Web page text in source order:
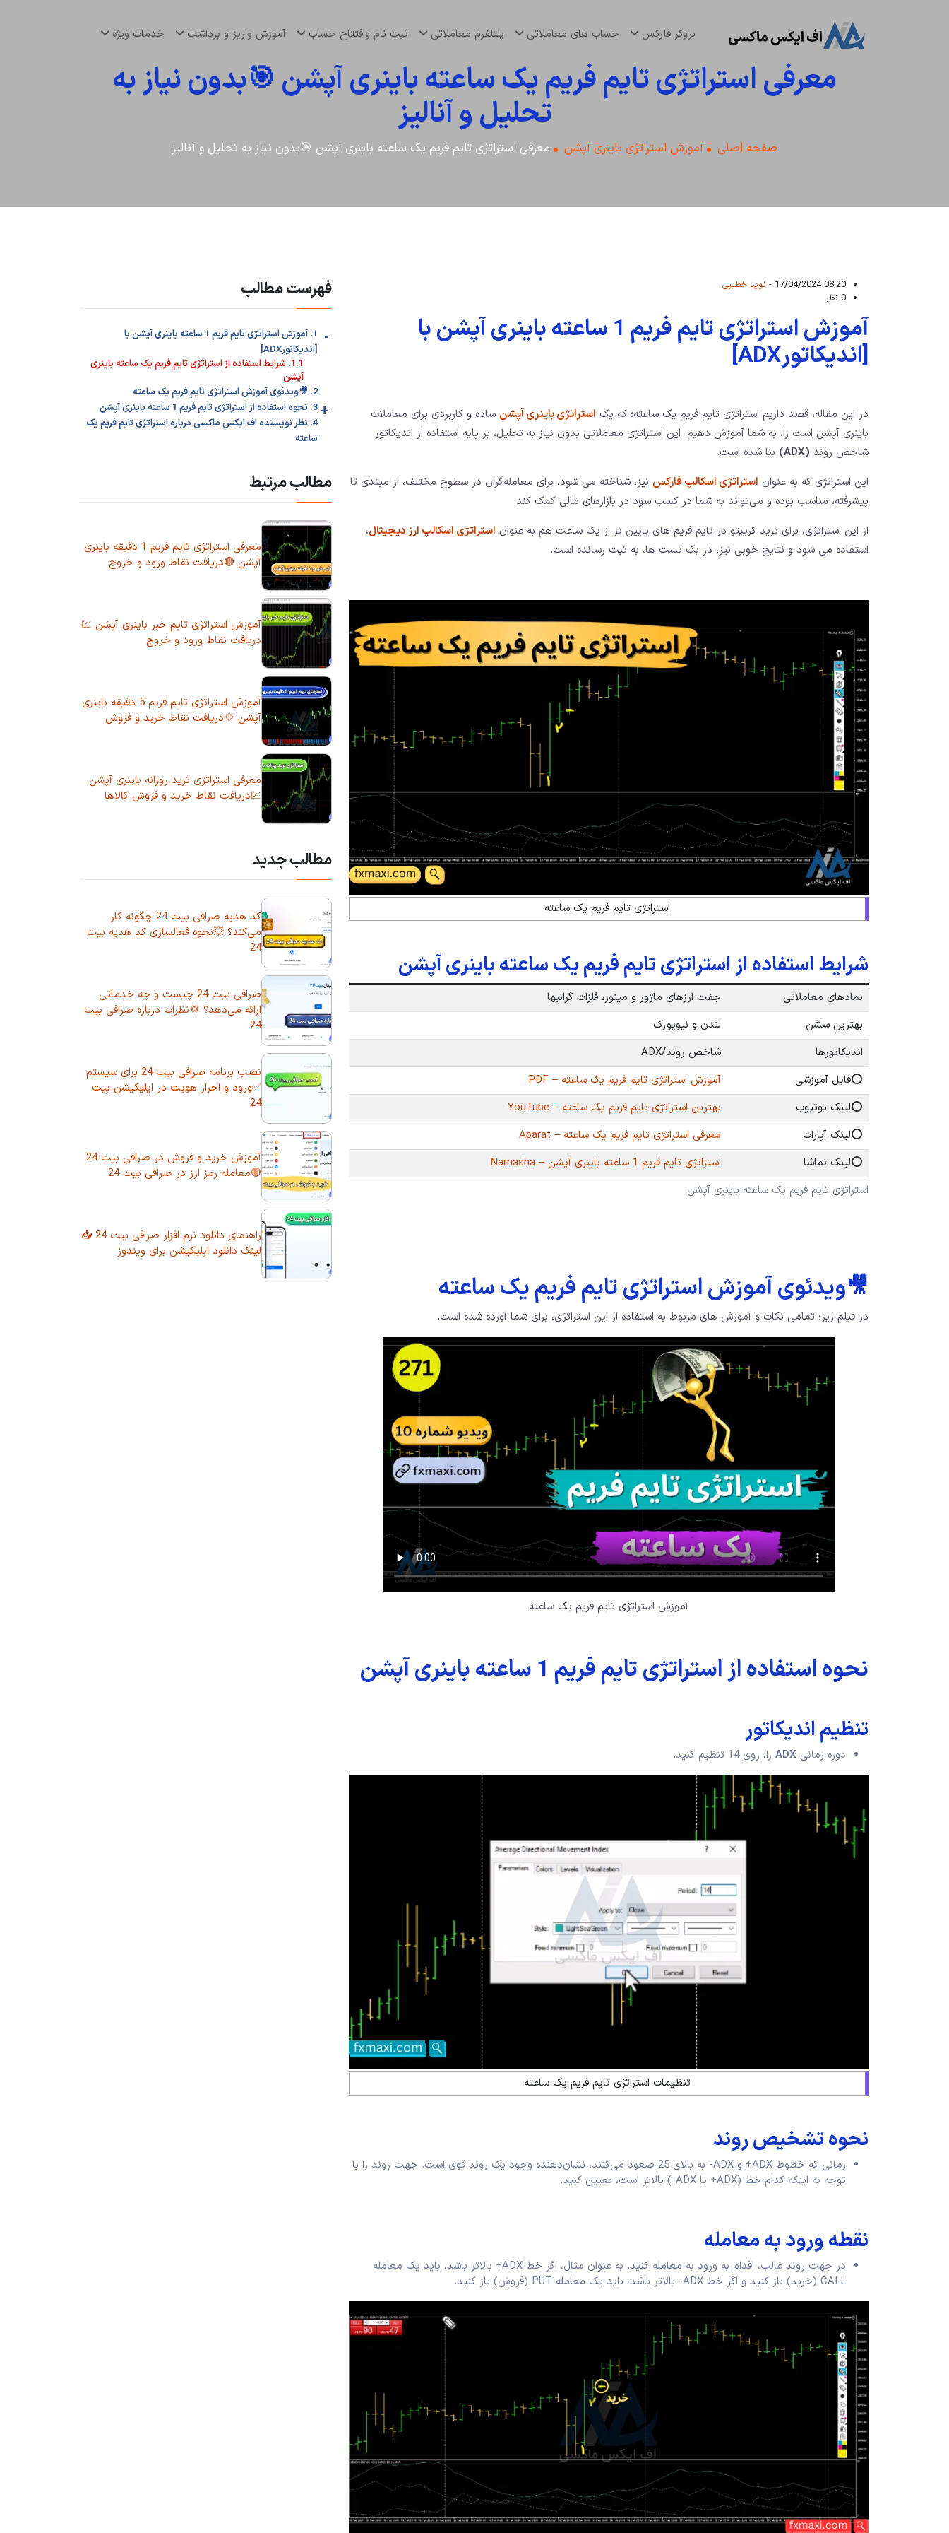
بروکر فارکس حساب های معاملاتی پلتلفرم معاملاتی ثبت نام وافتتاح حساب آموزش واریز و برداشت خدمات ویژه
معرفی استراتژی تایم فریم یک ساعته باینری آپشن 🎯بدون نیاز به
تحلیل و آنالیز
صفحه اصلی آموزش استراتژی باینری آپشن معرفی استراتژی تایم فریم یک ساعته باینری آپشن 🎯بدون نیاز به تحلیل و آنالیز
08:20 17/04/2024 -
نوید خطیبی
0 نظر
آموزش استراتژی تایم فریم 1 ساعته باینری آپشن با
[اندیکاتورADX]
در این مقاله، قصد داریم استراتژی تایم فریم یک ساعته؛ که یک استراتژی باینری آپشن ساده و کاربردی برای معاملات
باینری آپشن است را، به شما آموزش دهیم. این استراتژی معاملاتی بدون نیاز به تحلیل، بر پایه استفاده از اندیکاتور
شاخص روند (ADX)
بنا شده است.
این استراتژی که به عنوان استراتژی اسکالپ فارکس نیز، شناخته می شود، برای معامله‌گران در سطوح مختلف، از مبتدی تا
پیشرفته، مناسب بوده و می‌تواند به شما در کسب سود در بازارهای مالی کمک کند.
از این استراتژی، برای ترید کریپتو در تایم فریم های پایین تر از یک ساعت هم به عنوان استراتژی اسکالپ ارز دیجیتال،
استفاده می شود و نتایج خوبی نیز، در بک تست ها، به ثبت رسانده است.
استراتژی تایم فریم یک ساعته
شرایط استفاده از استراتژی تایم فریم یک ساعته باینری آپشن
استراتژی تایم فریم یک ساعته باینری آپشن
نمادهای معاملاتی
جفت ارزهای ماژور و مینور، فلزات گرانبها
بهترین سشن
لندن و نیویورک
اندیکاتورها
شاخص روند/ADX
⭕️فایل آموزشی
آموزش استراتژی تایم فریم یک ساعته – PDF
⭕️لینک یوتیوب
بهترین استراتژی تایم فریم یک ساعته – YouTube
⭕️لینک آپارات
معرفی استراتژی تایم فریم یک ساعته – Aparat
⭕️لینک نماشا
استراتژی تایم فریم 1 ساعته باینری آپشن – Namasha
🎥ویدئوی آموزش استراتژی تایم فریم یک ساعته
در فیلم زیر؛ تمامی نکات و آموزش های مربوط به استفاده از این استراتژی، برای شما آورده شده است.
آموزش استراتژی تایم فریم یک ساعته
نحوه استفاده از استراتژی تایم فریم 1 ساعته باینری آپشن
تنظیم اندیکاتور
دوره زمانی ADX را، روی 14 تنظیم کنید.
تنظیمات استراتژی تایم فریم یک ساعته
نحوه تشخیص روند
زمانی که خطوط ADX+ و ADX- به بالای 25 صعود می‌کنند، نشان‌دهنده وجود یک روند قوی است. جهت روند را با
توجه به اینکه کدام خط (ADX+ یا ADX-) بالاتر است، تعیین کنید.
نقطه ورود به معامله
در جهت روند غالب، اقدام به ورود به معامله کنید. به عنوان مثال، اگر خط ADX+ بالاتر باشد، باید یک معامله
CALL (خرید) باز کنید و اگر خط ADX- بالاتر باشد، باید یک معامله PUT (فروش) باز کنید.
فهرست مطالب
1. آموزش استراتژی تایم فریم 1 ساعته باینری آپشن با
[اندیکاتورADX]
-
1.1. شرایط استفاده از استراتژی تایم فریم یک ساعته باینری
آپشن
2. 🎥ویدئوی آموزش استراتژی تایم فریم یک ساعته
3. نحوه استفاده از استراتژی تایم فریم 1 ساعته باینری آپشن +
4. نظر نویسنده اف ایکس ماکسی درباره استراتژی تایم فریم یک
ساعته
مطالب مرتبط
معرفی استراتژی تایم فریم 1 دقیقه باینری
آپشن 🔴دریافت نقاط ورود و خروج
آموزش استراتژی تایم خبر باینری آپشن 💹
دریافت نقاط ورود و خروج
آموزش استراتژی تایم فریم 5 دقیقه باینری
آپشن 💠دریافت نقاط خرید و فروش
معرفی استراتژی ترید روزانه باینری آپشن
💹دریافت نقاط خرید و فروش کالاها
مطالب جدید
کد هدیه صرافی بیت 24 چگونه کار
می‌کند؟ 💥نحوه فعالسازی کد هدیه بیت
24
صرافی بیت 24 چیست و چه خدماتی
ارائه می‌دهد؟ 💢نظرات درباره صرافی بیت
24
نصب برنامه صرافی بیت 24 برای سیستم
✅ورود و احراز هویت در اپلیکیشن بیت
24
آموزش خرید و فروش در صرافی بیت 24
🔴معامله رمز ارز در صرافی بیت 24
راهنمای دانلود نرم افزار صرافی بیت 24 📥
لینک دانلود اپلیکیشن برای ویندوز